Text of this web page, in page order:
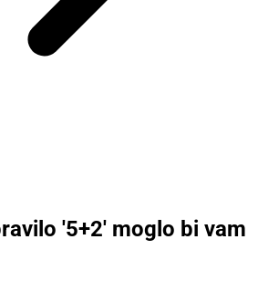
'5+2' moglo bi vam